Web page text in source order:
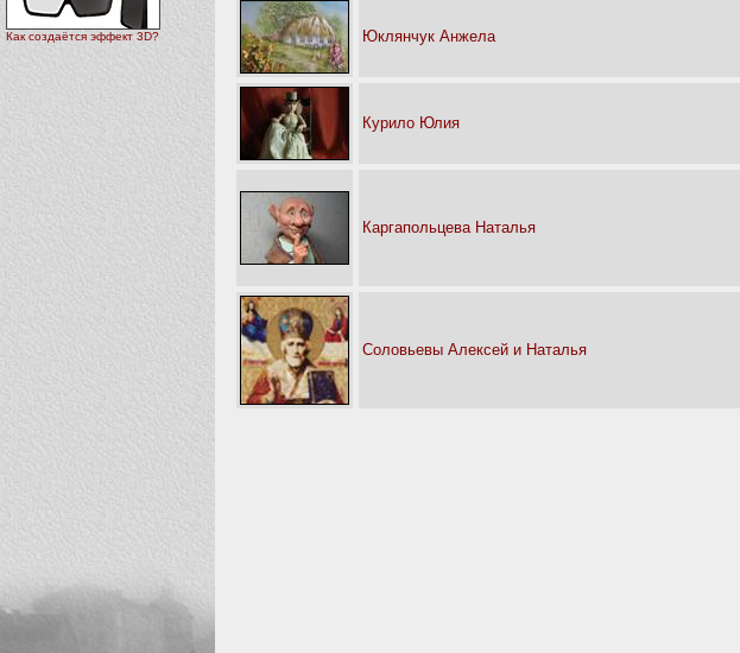
Как создаётся эффект 3D? Юклянчук Анжела
Курило Юлия
Каргапольцева Наталья
Соловьевы Алексей и Наталья